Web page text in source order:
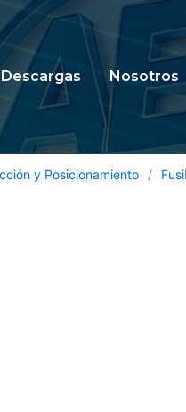
Descargas Nosotros
y Posicionamiento /